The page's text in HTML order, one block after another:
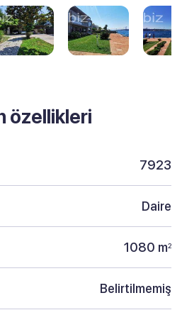
özellikleri
7923
Daire
1080 m2
Belirtilmemiş